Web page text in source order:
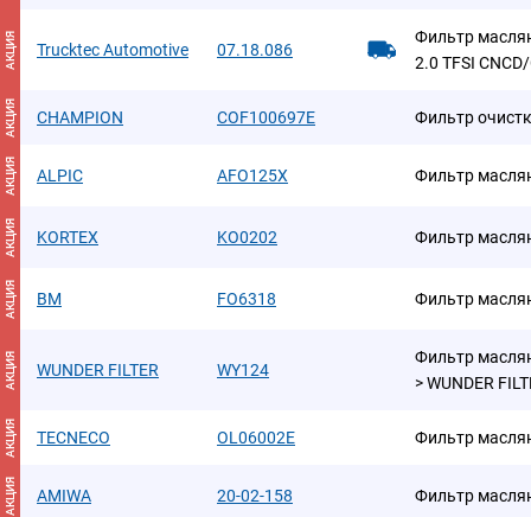
АКЦИЯ Trucktec Automotive 07.18.086
Фильтр
2.0 TFSI
АКЦИЯ CHAMPION COF100697E Фильтр
АКЦИЯ ALPIC AFO125X Фильтр
АКЦИЯ KORTEX KO0202 Фильтр
АКЦИЯ BM FO6318 Фильтр
АКЦИЯ WUNDER FILTER WY124
Фильтр
> WUNDER
АКЦИЯ TECNECO OL06002E Фильтр
АКЦИЯ AMIWA 20-02-158 Фильтр